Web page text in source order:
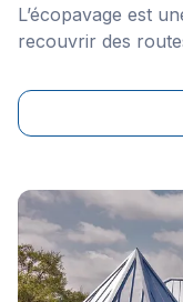
L’écopavage est
recouvrir des
Découvrez plus en
avantages, son